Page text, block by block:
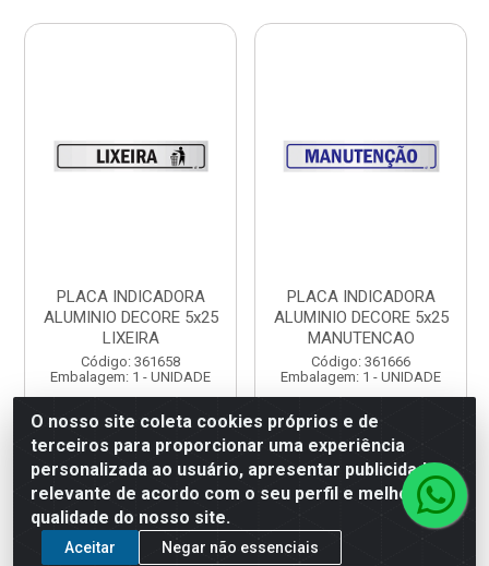
PLACA INDICADORA
ALUMINIO DECORE 5x25
LIXEIRA
Código: 361658
Embalagem: 1 - UNIDADE
Faça seu login ou
cadastre-se para
ver preços e
comprar
PLACA INDICADORA
ALUMINIO DECORE 5x25
MANUTENCAO
Código: 361666
Embalagem: 1 - UNIDADE
Faça seu login ou
cadastre-se para
ver preços e
comprar
O nosso site coleta cookies próprios e de
terceiros para proporcionar uma experiência
personalizada ao usuário, apresentar publicidade
relevante de acordo com o seu perfil e melhorar a
qualidade do nosso site.
Aceitar
Negar não essenciais